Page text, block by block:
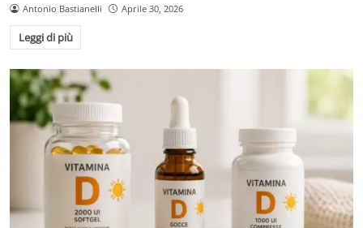
Antonio Bastianelli Aprile 30, 2026
Leggi di più